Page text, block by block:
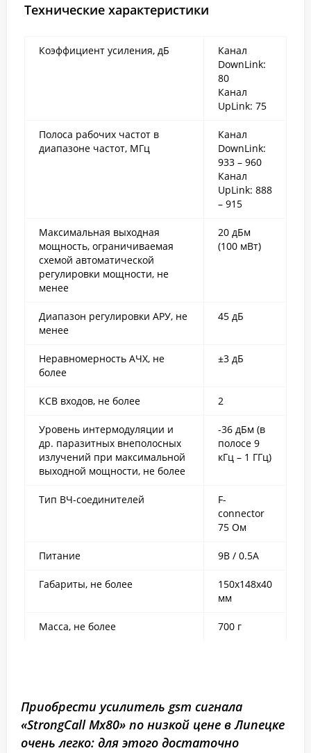
Технические характеристики
Коэффициент усиления, дБ
Канал
DownLink:
80
Канал
UpLink: 75
Полоса рабочих частот в
диапазоне частот, МГц
Канал
DownLink:
933 – 960
Канал
UpLink: 888
– 915
Максимальная выходная
мощность, ограничиваемая
схемой автоматической
регулировки мощности, не
менее
20 дБм
(100 мВт)
Диапазон регулировки АРУ, не
менее
45 дБ
Неравномерность АЧХ, не
более
±3 дБ
КСВ входов, не более 2
Уровень интермодуляции и
др. паразитных внеполосных
излучений при максимальной
выходной мощности, не более
-36 дБм (в
полосе 9
кГц – 1 ГГц)
Тип ВЧ-соединителей
F-
connector
75 Ом
Питание 9В / 0.5А
Габариты, не более
150x148x40
мм
Масса, не более 700 г
Приобрести усилитель gsm сигнала
«StrongCall Mx80» по низкой цене в Липецке
очень легко: для этого достаточно